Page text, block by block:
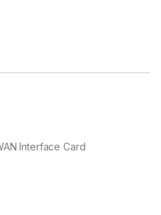
Interface Card